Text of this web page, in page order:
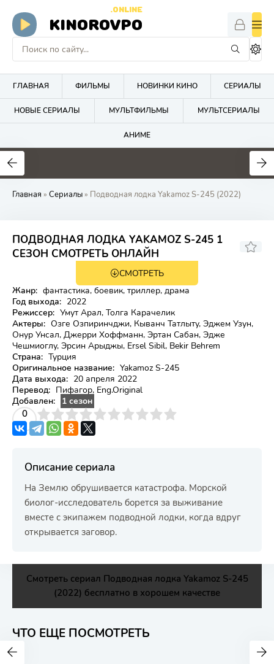
KINOROVPO
.ONLINE
ГЛАВНАЯ ФИЛЬМЫ НОВИНКИ КИНО СЕРИАЛЫ
НОВЫЕ СЕРИАЛЫ МУЛЬТФИЛЬМЫ МУЛЬТСЕРИАЛЫ
АНИМЕ
Главная » Сериалы» Подводная лодка Yakamoz S-245 (2022)
ПОДВОДНАЯ ЛОДКА YAKAMOZ S-245 1
СЕЗОН СМОТРЕТЬ ОНЛАЙН
6.3 6.2
СМОТРЕТЬ
Жанр: фантастика, боевик, триллер, драма
Год выхода: 2022
Режиссер: Умут Арал, Толга Карачелик
Актеры: Озге Озпиринчджи, Кыванч Татлыту, Эджем Узун,
Онур Унсал, Джерри Хоффманн, Эртан Сабан, Эдже
Чешмиоглу, Эрсин Арыджы, Ersel Sibil, Bekir Behrem
Страна: Турция
Оригинальное название: Yakamoz S-245
Дата выхода: 20 апреля 2022
Перевод: Пифагор, Eng.Original
Добавлен:
1 сезон
0
4 5 6 7 8 9 10
Описание сериала
На Землю обрушивается катастрофа. Морской
биолог-исследователь борется за выживание
вместе с экипажем подводной лодки, когда вдруг
открывается заговор.
Смотреть сериал Подводная лодка Yakamoz S-245
(2022) бесплатно в хорошем качестве
ЧТО ЕЩЕ ПОСМОТРЕТЬ